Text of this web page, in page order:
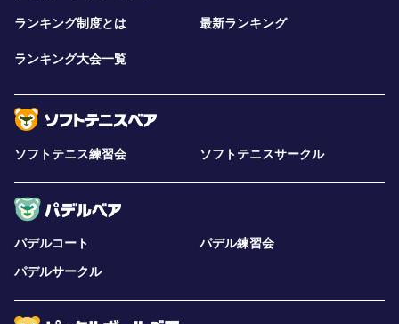
ランキング制度とは 最新ランキング
ランキング大会一覧
ソフトテニス練習会 ソフトテニスサークル
パデルコート
パデル練習会
パデルサークル